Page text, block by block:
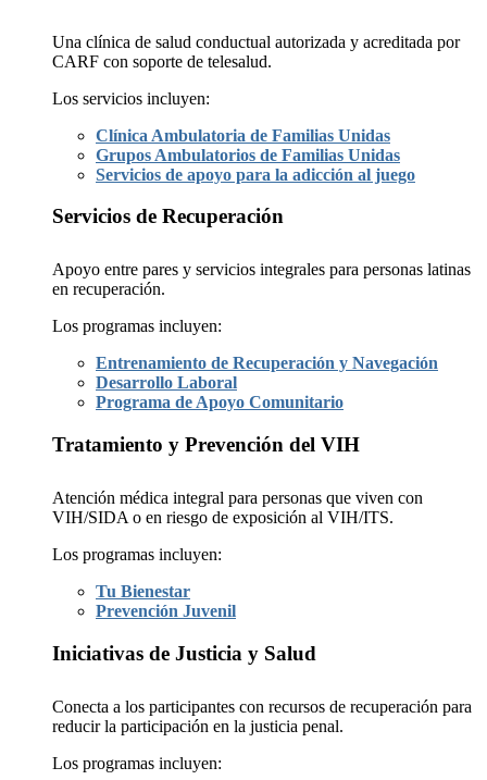
Una clínica de salud conductual autorizada y acreditada por
CARF con soporte de telesalud.
Los servicios incluyen:
Clínica Ambulatoria de Familias Unidas
Grupos Ambulatorios de Familias Unidas
Servicios de apoyo para la adicción al juego
Servicios de Recuperación
Apoyo entre pares y servicios integrales para personas latinas
en recuperación.
Los programas incluyen:
Entrenamiento de Recuperación y Navegación
Desarrollo Laboral
Programa de Apoyo Comunitario
Tratamiento y Prevención del VIH
Atención médica integral para personas que viven con
VIH/SIDA o en riesgo de exposición al VIH/ITS.
Los programas incluyen:
Tu Bienestar
Prevención Juvenil
Iniciativas de Justicia y Salud
Conecta a los participantes con recursos de recuperación para
reducir la participación en la justicia penal.
Los programas incluyen: